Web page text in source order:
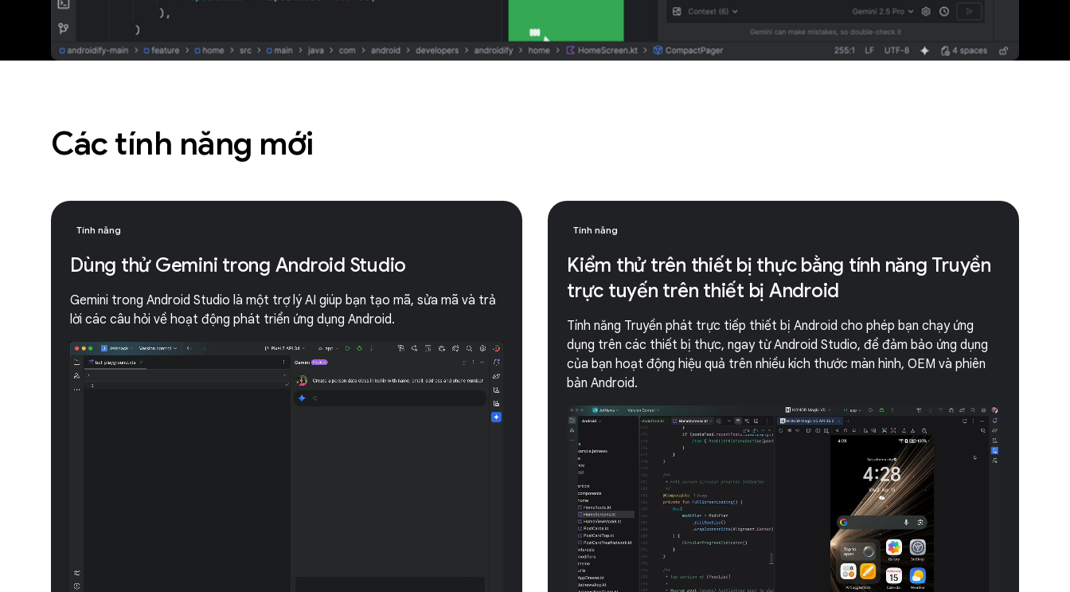
Các tính năng mới
Tính năng
Dùng thử Gemini trong Android Studio
Gemini trong Android Studio là một trợ lý AI giúp bạn tạo mã, sửa mã và trả
lời các câu hỏi về hoạt động phát triển ứng dụng Android.
Tính năng
Kiểm thử trên thiết bị thực bằng tính năng Truyền
trực tuyến trên thiết bị Android
Tính năng Truyền phát trực tiếp thiết bị Android cho phép bạn chạy ứng
dụng trên các thiết bị thực, ngay từ Android Studio, để đảm bảo ứng dụng
của bạn hoạt động hiệu quả trên nhiều kích thước màn hình, OEM và phiên
bản Android.